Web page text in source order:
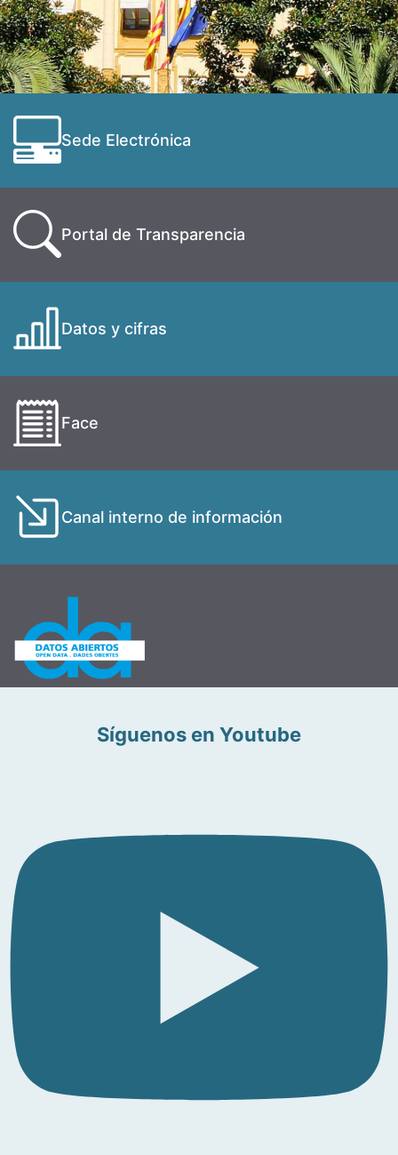
Sede Electrónica
Portal de Transparencia
Datos y cifras
Face
Canal interno de información
Síguenos en Youtube